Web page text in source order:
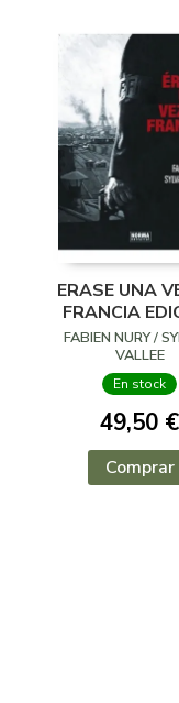
ERASE UNA
FRANCIA
FABIEN NURY /
VALLEE
En stock
49,50 €
Comprar